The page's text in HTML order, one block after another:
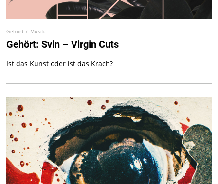
Gehört / Musik
Gehört: Svin – Virgin Cuts
Ist das Kunst oder ist das Krach?